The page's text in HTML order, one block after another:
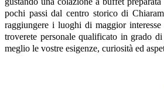
pochi passi dal centro storico di
raggiungere i luoghi di maggior
troverete personale qualificato in grado
meglio le vostre esigenze, curiosità ed